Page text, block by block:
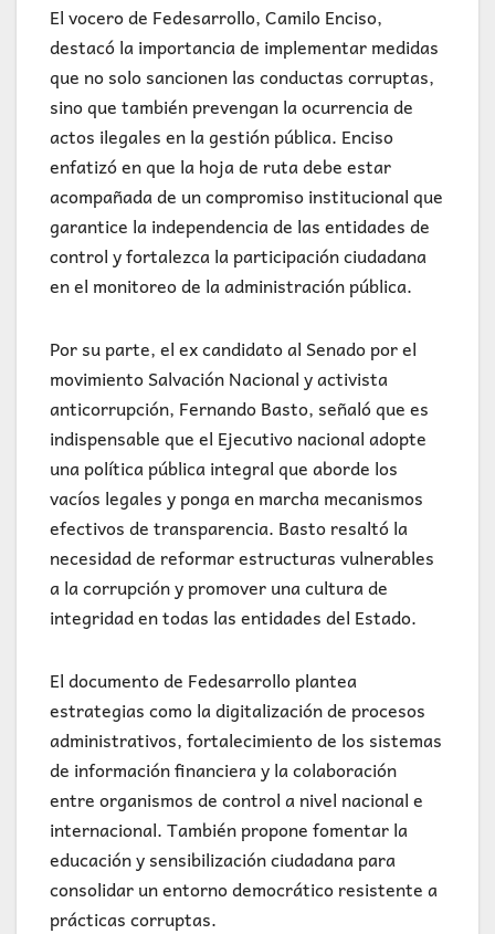
El vocero de Fedesarrollo, Camilo Enciso,
destacó la importancia de implementar medidas
que no solo sancionen las conductas corruptas,
sino que también prevengan la ocurrencia de
actos ilegales en la gestión pública. Enciso
enfatizó en que la hoja de ruta debe estar
acompañada de un compromiso institucional que
garantice la independencia de las entidades de
control y fortalezca la participación ciudadana
en el monitoreo de la administración pública.
Por su parte, el ex candidato al Senado por el
movimiento Salvación Nacional y activista
anticorrupción, Fernando Basto, señaló que es
indispensable que el Ejecutivo nacional adopte
una política pública integral que aborde los
vacíos legales y ponga en marcha mecanismos
efectivos de transparencia. Basto resaltó la
necesidad de reformar estructuras vulnerables
a la corrupción y promover una cultura de
integridad en todas las entidades del Estado.
El documento de Fedesarrollo plantea
estrategias como la digitalización de procesos
administrativos, fortalecimiento de los sistemas
de información financiera y la colaboración
entre organismos de control a nivel nacional e
internacional. También propone fomentar la
educación y sensibilización ciudadana para
consolidar un entorno democrático resistente a
prácticas corruptas.